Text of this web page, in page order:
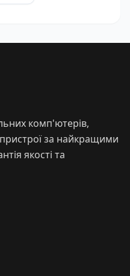
комп'ютерів,
за найкращими
якості та